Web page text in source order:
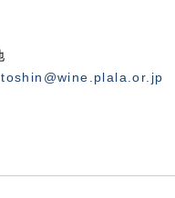
toshin@wine.plala.or.jp